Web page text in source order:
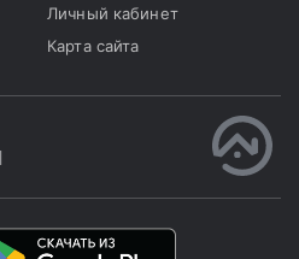
Личный кабинет
Карта сайта